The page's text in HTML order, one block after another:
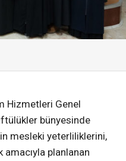
Hizmetleri Genel
bünyesinde
mesleki yeterliliklerini,
planlanan